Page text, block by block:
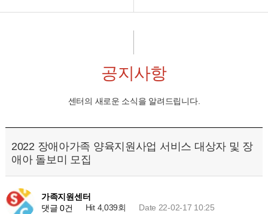
공지사항
센터의 새로운 소식을 알려드립니다.
2022 장애아가족 양육지원사업 서비스 대상자 및 장
애아 돌보미 모집
가족지원센터
댓글 0건
Hit 4,039회 Date 22-02-17 10:25